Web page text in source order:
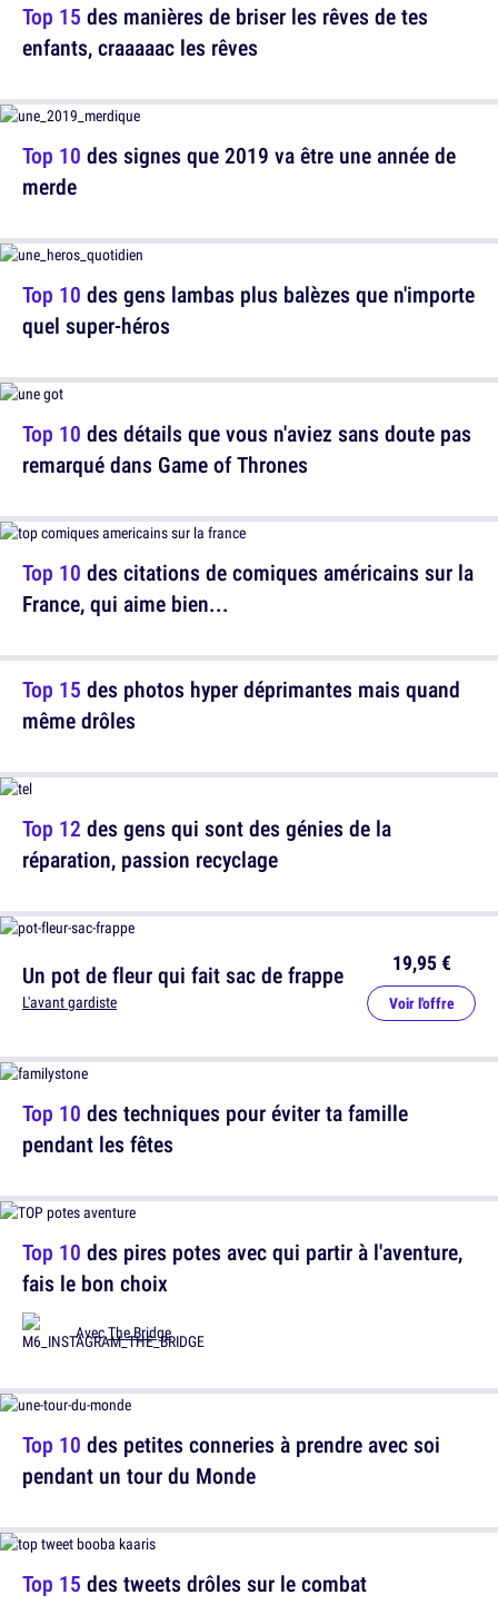
Top 10 des signes que 2019 va être une année de
merde
Top 10 des détails que vous n'aviez sans doute pas
remarqué dans Game of Thrones
Top 15 des photos hyper déprimantes mais quand
même drôles
Un pot de fleur qui fait sac de frappe
L'avant gardiste
19,95 €
Voir l'offre
Top 10 des pires potes avec qui partir à l'aventure,
fais le bon choix
AvecThe Bridge
Top 15 des tweets drôles sur le combat
Top 15 des manières de briser les rêves de tes
enfants, craaaaac les rêves
Top 10 des gens lambas plus balèzes que n'importe
quel super-héros
Top 10 des citations de comiques américains sur la
France, qui aime bien...
Top 12 des gens qui sont des génies de la
réparation, passion recyclage
Top 10 des techniques pour éviter ta famille
pendant les fêtes
Top 10 des petites conneries à prendre avec soi
pendant un tour du Monde